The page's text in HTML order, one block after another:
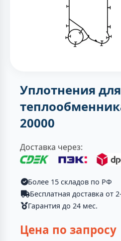
Уплотнения для
20000
Доставка через:
Более 15 складов по РФ
Бесплатная доставка от
Гарантия до 24 мес.
Цена по запросу